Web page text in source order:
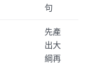
句
先產
出大
綱再